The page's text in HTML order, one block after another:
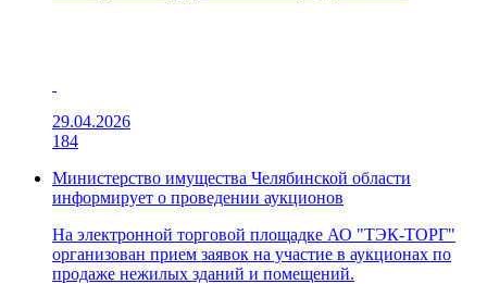
29.04.2026
184
Министерство имущества Челябинской области
информирует о проведении аукционов
На электронной торговой площадке АО "ТЭК-ТОРГ"
организован прием заявок на участие в аукционах по
продаже нежилых зданий и помещений.